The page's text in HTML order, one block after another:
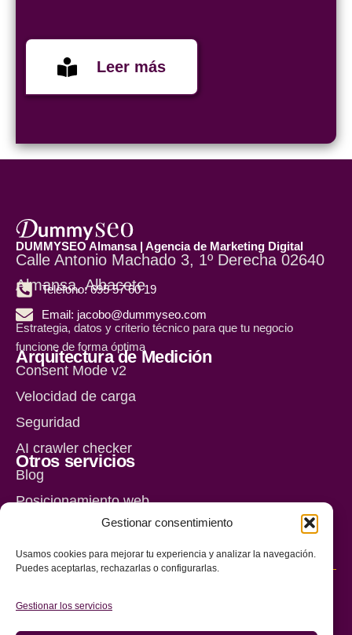
Gestionar consentimiento
Usamos cookies para mejorar tu experiencia y analizar la navegación.
Puedes aceptarlas, rechazarlas o configurarlas.
Gestionar los servicios
Leer más
DUMMYSEO Almansa | Agencia de Marketing Digital
Calle Antonio Machado 3, 1º Derecha 02640
Almansa, Albacete
Teléfono: 695 57 60 19
Email: jacobo@dummyseo.com
Estrategia, datos y criterio técnico para que tu negocio
funcione de forma óptima
Arquitectura de Medición
Consent Mode v2
Velocidad de carga
Seguridad
AI crawler checker
Otros servicios
Blog
Posicionamiento web
© CopyrightJacobo J.